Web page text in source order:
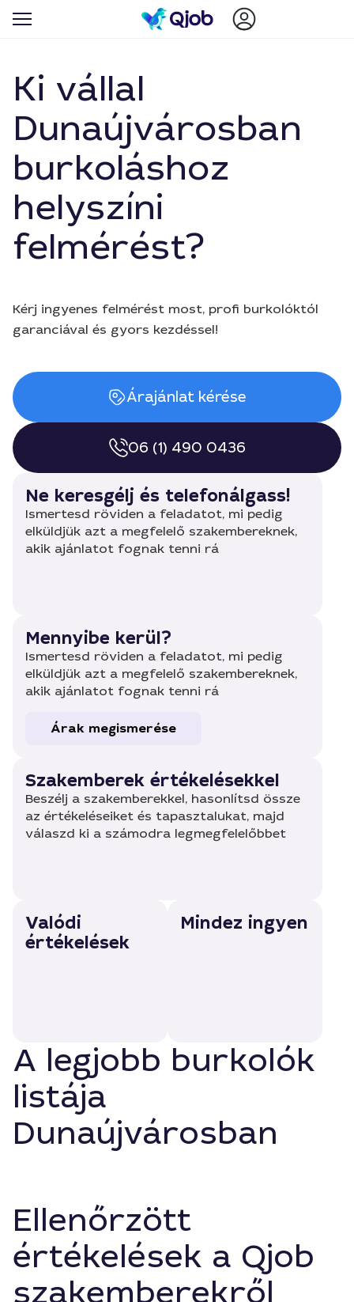
Ki vállal
Dunaújvárosban
burkoláshoz
helyszíni
felmérést?
Kérj ingyenes felmérést most, profi burkolóktól
garanciával és gyors kezdéssel!
Árajánlat kérése
06 (1) 490 0436
Ne keresgélj és telefonálgass!
Ismertesd röviden a feladatot, mi pedig
elküldjük azt a megfelelő szakembereknek,
akik ajánlatot fognak tenni rá
Mennyibe kerül?
Ismertesd röviden a feladatot, mi pedig
elküldjük azt a megfelelő szakembereknek,
akik ajánlatot fognak tenni rá
Árak megismerése
Szakemberek értékelésekkel
Beszélj a szakemberekkel, hasonlítsd össze
az értékeléseiket és tapasztalukat, majd
válaszd ki a számodra legmegfelelőbbet
Valódi
értékelések
Mindez ingyen
A legjobb burkolók
listája
Dunaújvárosban
Ellenőrzött
értékelések a Qjob
szakemberekről